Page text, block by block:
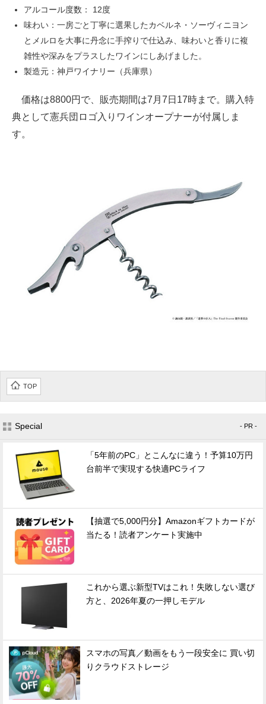
アルコール度数： 12度
味わい：一房ごと丁寧に選果したカベルネ・ソーヴィニヨン
とメルロを大事に丹念に手搾りで仕込み、味わいと香りに複
雑性や深みをプラスしたワインにしあげました。
製造元：神戸ワイナリー（兵庫県）
価格は8800円で、販売期間は7月7日17時まで。購入特
典として憲兵団ロゴ入りワインオープナーが付属しま
す。
TOP
Special - PR -
「5年前のPC」とこんなに違う！予算10万円
台前半で実現する快適PCライフ
【抽選で5,000円分】Amazonギフトカードが
当たる！読者アンケート実施中
これから選ぶ新型TVはこれ！失敗しない選び
方と、2026年夏の一押しモデル
スマホの写真／動画をもう一段安全に 買い切
りクラウドストレージ